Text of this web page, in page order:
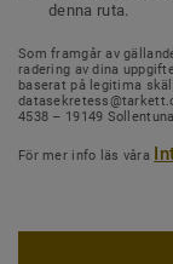
denna ruta.
Som framgår av
radering av dina
baserat på legitima
4538 – 19149 Sollentuna.
För mer info läs våra